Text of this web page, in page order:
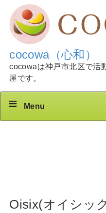
cocowa（心和）
cocowaは神戸市北区で活
屋です。
Menu
Oisix(オイシッ